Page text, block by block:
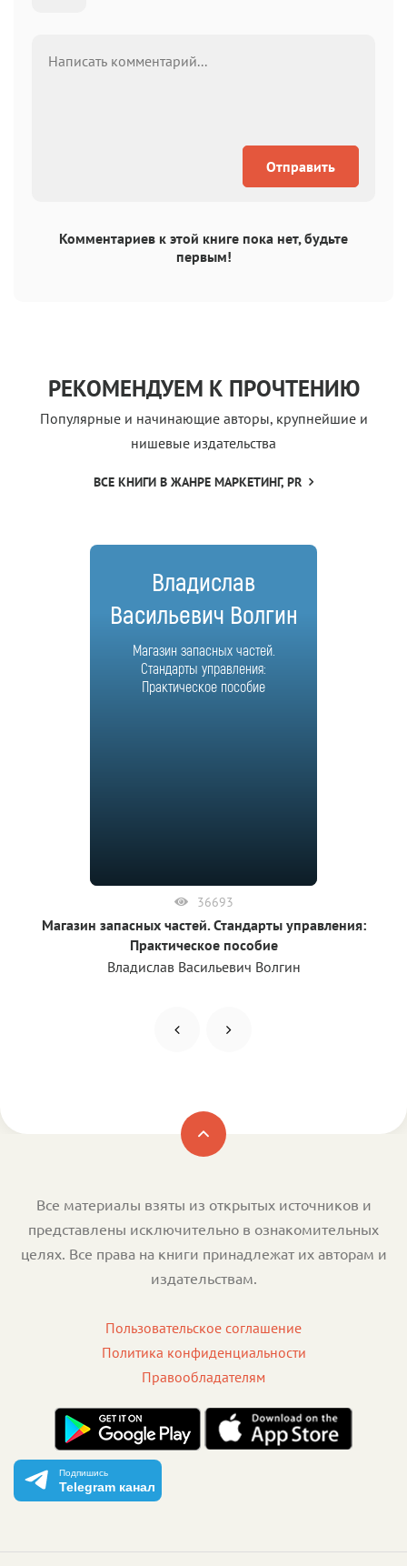
Отправить
Комментариев к этой книге пока нет, будьте
первым!
РЕКОМЕНДУЕМ К ПРОЧТЕНИЮ
Популярные и начинающие авторы, крупнейшие и
нишевые издательства
ВСЕ КНИГИ В ЖАНРЕ МАРКЕТИНГ, PR
Владислав
Васильевич Волгин
Магазин запасных частей.
Стандарты управления:
Практическое пособие
36693
Магазин запасных частей. Стандарты управления:
Практическое пособие
Владислав Васильевич Волгин
Все материалы взяты из открытых источников и
представлены исключительно в ознакомительных
целях. Все права на книги принадлежат их авторам и
издательствам.
Пользовательское соглашение
Политика конфиденциальности
Правообладателям
Подпишись
Telegram канал